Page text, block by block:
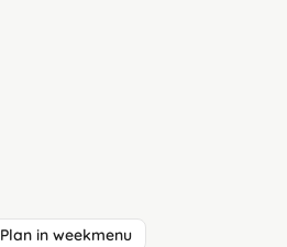
Plan in weekmenu